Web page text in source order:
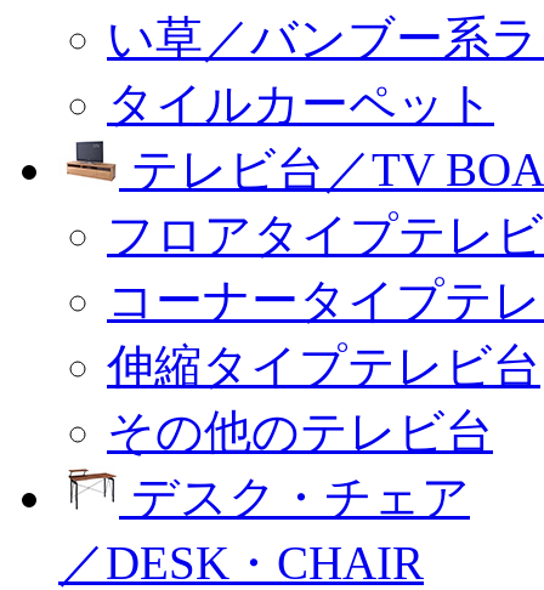
い草／バンブー系
タイルカーペット
テレビ台／TV
フロアタイプテレ
コーナータイプテ
伸縮タイプテレビ台
その他のテレビ台
デスク・チェア
／DESK・CHAIR